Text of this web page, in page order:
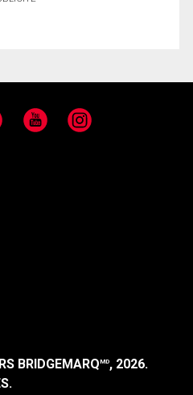
YouTube Instagram
BRIDGEMARQMD, 2026.